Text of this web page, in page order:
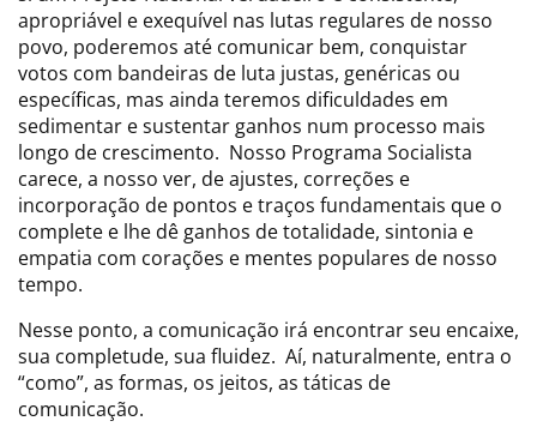
apropriável e exequível nas lutas regulares de nosso
povo, poderemos até comunicar bem, conquistar
votos com bandeiras de luta justas, genéricas ou
específicas, mas ainda teremos dificuldades em
sedimentar e sustentar ganhos num processo mais
longo de crescimento. Nosso Programa Socialista
carece, a nosso ver, de ajustes, correções e
incorporação de pontos e traços fundamentais que o
complete e lhe dê ganhos de totalidade, sintonia e
empatia com corações e mentes populares de nosso
tempo.
Nesse ponto, a comunicação irá encontrar seu encaixe,
sua completude, sua fluidez. Aí, naturalmente, entra o
“como”, as formas, os jeitos, as táticas de
comunicação.